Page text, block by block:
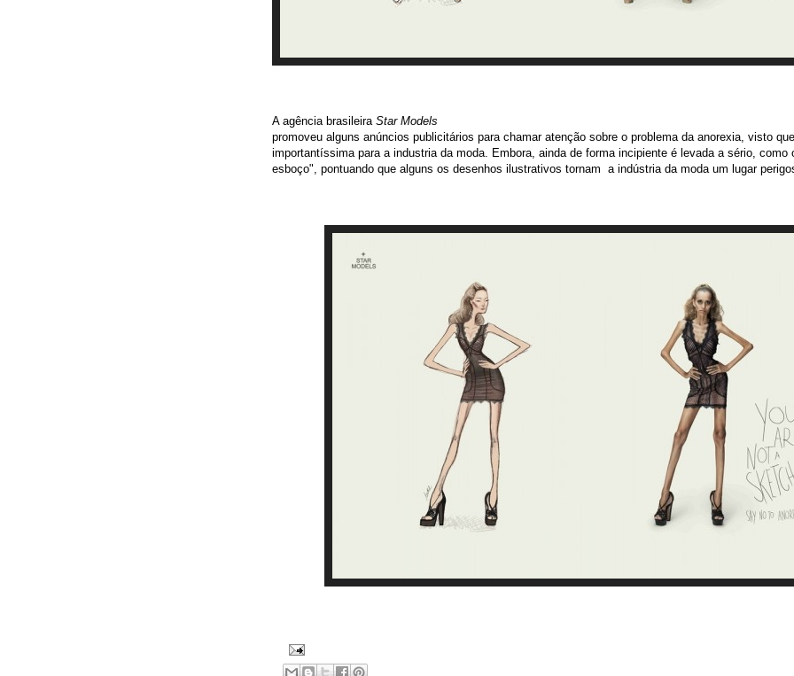
A agência brasileira Star Models
promoveu alguns anúncios publicitários para chamar atenção sobre o problema da anorexia, visto
importantíssima para a industria da moda. Embora, ainda de forma incipiente é levada a sério, como
esboço", pontuando que alguns os desenhos ilustrativos tornam a indústria da moda um lugar